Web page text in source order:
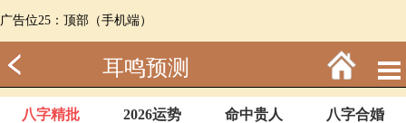
广告位25：顶部（手机端）
耳鸣预测
八字精批 2026运势 命中贵人 八字合婚